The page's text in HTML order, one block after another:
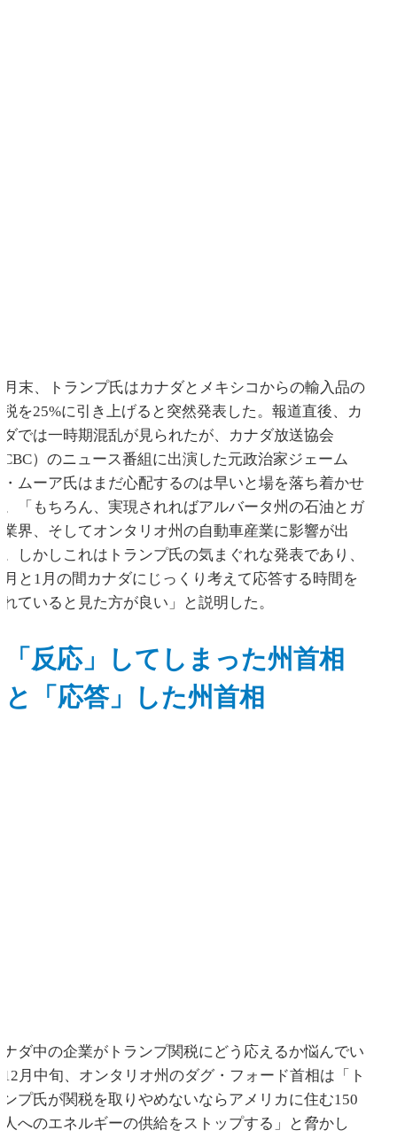
月末、トランプ氏はカナダとメキシコからの輸入品の
を25%に引き上げると突然発表した。報道直後、カ
では一時期混乱が見られたが、カナダ放送協会
）のニュース番組に出演した元政治家ジェーム
ムーア氏はまだ心配するのは早いと場を落ち着かせ
「もちろん、実現されればアルバータ州の石油とガ
界、そしてオンタリオ州の自動車産業に影響が出
しかしこれはトランプ氏の気まぐれな発表であり、
月と1月の間カナダにじっくり考えて応答する時間を
ていると見た方が良い」と説明した。
「反応」してしまった州首相
と「応答」した州首相
ダ中の企業がトランプ関税にどう応えるか悩んでい
月中旬、オンタリオ州のダグ・フォード首相は「ト
プ氏が関税を取りやめないならアメリカに住む150
へのエネルギーの供給をストップする」と脅かし